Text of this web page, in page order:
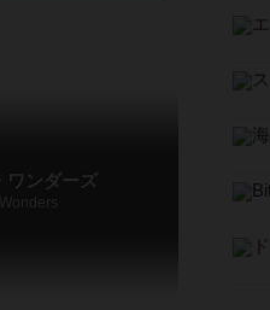
ワンダーズ